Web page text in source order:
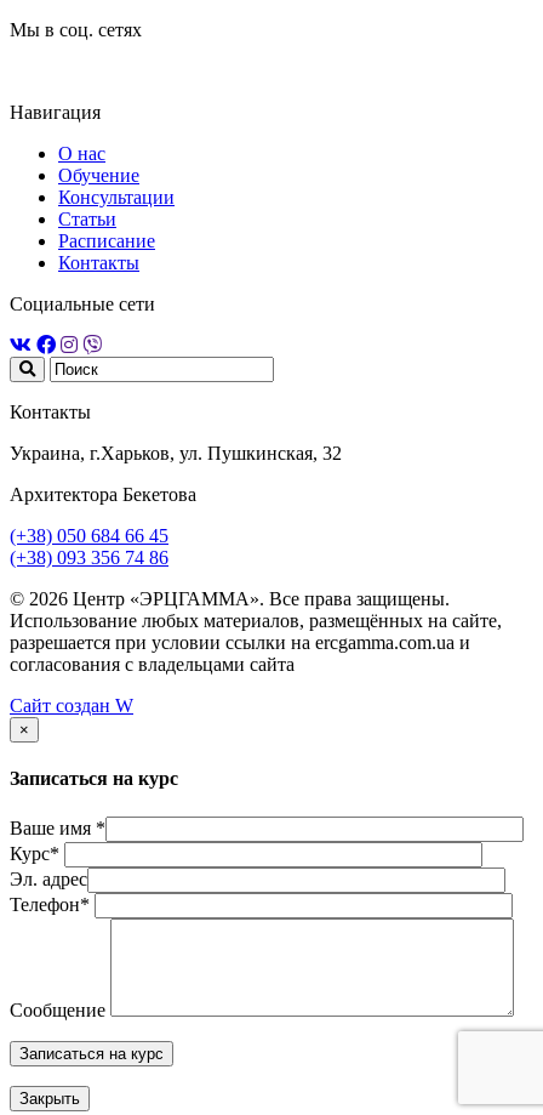
Мы в соц. сетях
Навигация
О нас
Обучение
Консультации
Статьи
Расписание
Контакты
Социальные сети
Контакты
Украина, г.Харьков, ул. Пушкинская, 32
Архитектора Бекетова
(+38) 050 684 66 45
(+38) 093 356 74 86
© 2026 Центр «ЭРЦГАММА». Все права защищены.
Использование любых материалов, размещённых на сайте,
разрешается при условии ссылки на ercgamma.com.ua и
согласования с владельцами сайта
Сайт создан W
×
Записаться на курс
Ваше имя *
Курс*
Эл. адрес
Телефон*
Сообщение
Закрыть